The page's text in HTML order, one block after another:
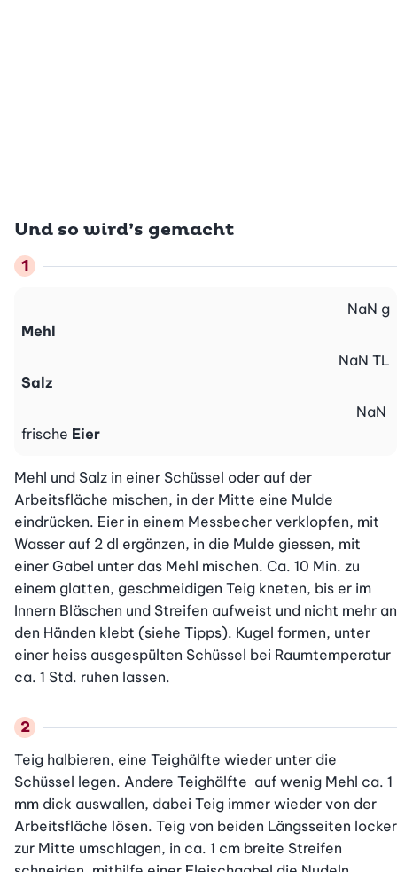
Und so wird’s gemacht
Mehl
NaN g
Salz
NaN TL
frische Eier
NaN
Mehl und Salz in einer Schüssel oder auf der
Arbeitsfläche mischen, in der Mitte eine Mulde
eindrücken. Eier in einem Messbecher verklopfen, mit
Wasser auf 2 dl ergänzen, in die Mulde giessen, mit
einer Gabel unter das Mehl mischen. Ca. 10 Min. zu
einem glatten, geschmeidigen Teig kneten, bis er im
Innern Bläschen und Streifen aufweist und nicht mehr an
den Händen klebt (siehe Tipps). Kugel formen, unter
einer heiss ausgespülten Schüssel bei Raumtemperatur
ca. 1 Std. ruhen lassen.
Teig halbieren, eine Teighälfte wieder unter die
Schüssel legen. Andere Teighälfte  auf wenig Mehl ca. 1
mm dick auswallen, dabei Teig immer wieder von der
Arbeitsfläche lösen. Teig von beiden Längsseiten locker
zur Mitte umschlagen, in ca. 1 cm breite Streifen